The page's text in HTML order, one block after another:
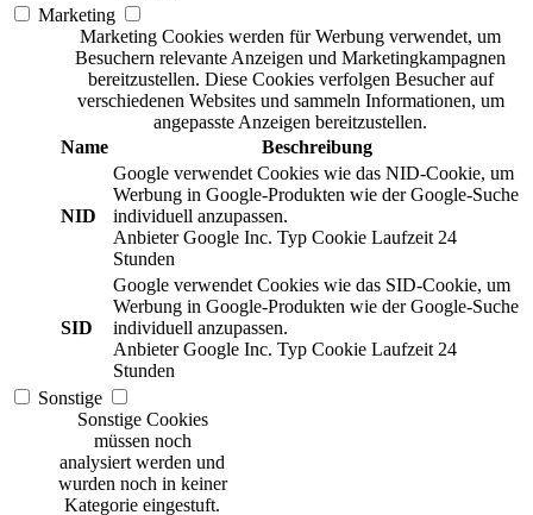
Marketing
Marketing Cookies werden für Werbung verwendet, um
Besuchern relevante Anzeigen und Marketingkampagnen
bereitzustellen. Diese Cookies verfolgen Besucher auf
verschiedenen Websites und sammeln Informationen, um
angepasste Anzeigen bereitzustellen.
Name
Beschreibung
NID
Google verwendet Cookies wie das NID-Cookie, um
Werbung in Google-Produkten wie der Google-Suche
individuell anzupassen.
Anbieter Google Inc. Typ Cookie Laufzeit 24
Stunden
SID
Google verwendet Cookies wie das SID-Cookie, um
Werbung in Google-Produkten wie der Google-Suche
individuell anzupassen.
Anbieter Google Inc. Typ Cookie Laufzeit 24
Stunden
Sonstige
Sonstige Cookies
müssen noch
analysiert werden und
wurden noch in keiner
Kategorie eingestuft.